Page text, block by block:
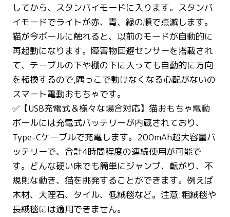
してから、スタンバイモードに入ります。スタンバ
イモードでライトが赤、青、緑の順で点滅します。
猫が今ボールに触れると、以前のモードが自動的に
再起動になります。障害物回避センサーを搭載され
て、テーブルの下や棚の下に入っても自動的に方向
を転換するので,隅っこで動けなくなる心配がないの
スマート電動おもちゃです。
✅【USB充電式＆様々な場合対応】猫おもちゃ電動
ボールには充電式バッテリーが内蔵されており、
Type-Cケーブルで充電します。200mAh超大容量バ
ッテリーで、合計4時間程度の連続使用が可能で
す。どんな硬い床でも簡単にジャンプ、転がり、不
規則な動き、猫を挑発することができます。例えば
木材、大理石、タイル、低絨毯など。注意:粗絨毯や
長絨毯には適用できません。